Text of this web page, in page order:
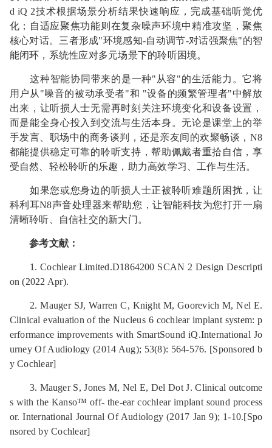
d iQ 2技术根据场景分析结果快速响应，完成基础听觉优
化；自适应聚焦功能则在复杂噪声环境中精准攻坚，聚焦
核心对话。三者形成"环境感知-自动调节-对话强聚焦"的智
能闭环，系统性应对多元场景下的聆听困境。
这种智能协同带来的是一种"从容"的生活能力。它将
用户从"噪音的被动承受者"和 "设备的频繁管理者"中解放
出来，让听损人士无需再时刻关注环境变化和设备设置，
而是能全身心投入到交流与生活本身。无论是课堂上的举
手发言、职场中的商务谈判，还是亲友间的欢聚畅谈，N8
都能提供稳定可靠的聆听支持，帮助佩戴者重拾自信，享
受自然、轻松聆听的乐趣，助力高效学习、工作与生活。
如果您或您身边的听损人士正被聆听难题所困扰，让
科利耳N8声音处理器来帮助您，让智能科技为您打开一扇
清晰聆听、自信社交的新大门。
参考文献：
1. Cochlear Limited.D1864200 SCAN 2 Design Descripti
on (2022 Apr).
2. Mauger SJ, Warren C, Knight M, Goorevich M, Nel E.
Clinical evaluation of the Nucleus 6 cochlear implant system: p
erformance improvements with SmartSound iQ.International Jo
urney Of Audiology (2014 Aug); 53(8): 564-576. [Sponsored b
y Cochlear]
3. Mauger S, Jones M, Nel E, Del Dot J. Clinical outcome
s with the Kanso™ off- the-ear cochlear implant sound process
or. International Journal Of Audiology (2017 Jan 9); 1-10.[Spo
nsored by Cochlear]